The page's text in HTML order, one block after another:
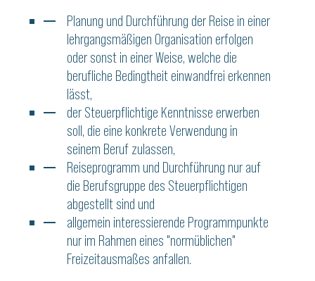
Planung und Durchführung der Reise in einer
lehrgangsmäßigen Organisation erfolgen
oder sonst in einer Weise, welche die
berufliche Bedingtheit einwandfrei erkennen
lässt,
der Steuerpflichtige Kenntnisse erwerben
soll, die eine konkrete Verwendung in
seinem Beruf zulassen,
Reiseprogramm und Durchführung nur auf
die Berufsgruppe des Steuerpflichtigen
abgestellt sind und
allgemein interessierende Programmpunkte
nur im Rahmen eines "normüblichen"
Freizeitausmaßes anfallen.